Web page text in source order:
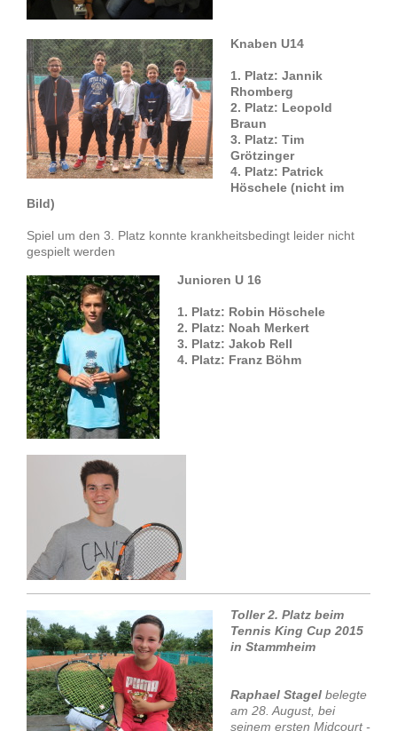
Knaben U14
1. Platz: Jannik
Rhomberg
2. Platz: Leopold
Braun
3. Platz: Tim
Grötzinger
4. Platz: Patrick
Höschele (nicht im
Bild)
Spiel um den 3. Platz konnte krankheitsbedingt leider nicht
gespielt werden
Junioren U 16
1. Platz: Robin Höschele
2. Platz: Noah Merkert
3. Platz: Jakob Rell
4. Platz: Franz Böhm
Toller 2. Platz beim
Tennis King Cup 2015
in Stammheim
Raphael Stagel belegte
am 28. August, bei
seinem ersten Midcourt -